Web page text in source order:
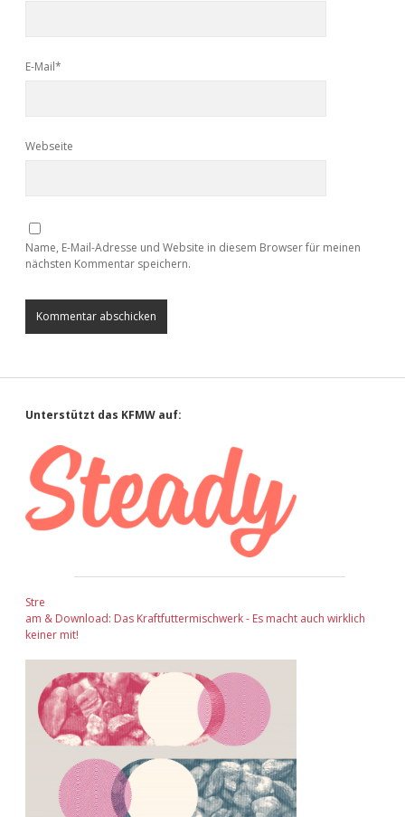
E-Mail*
Webseite
Name, E-Mail-Adresse und Website in diesem Browser für meinen
nächsten Kommentar speichern.
Sidebar
Unterstützt das KFMW auf:
Stre
am & Download: Das Kraftfuttermischwerk - Es macht auch wirklich
keiner mit!